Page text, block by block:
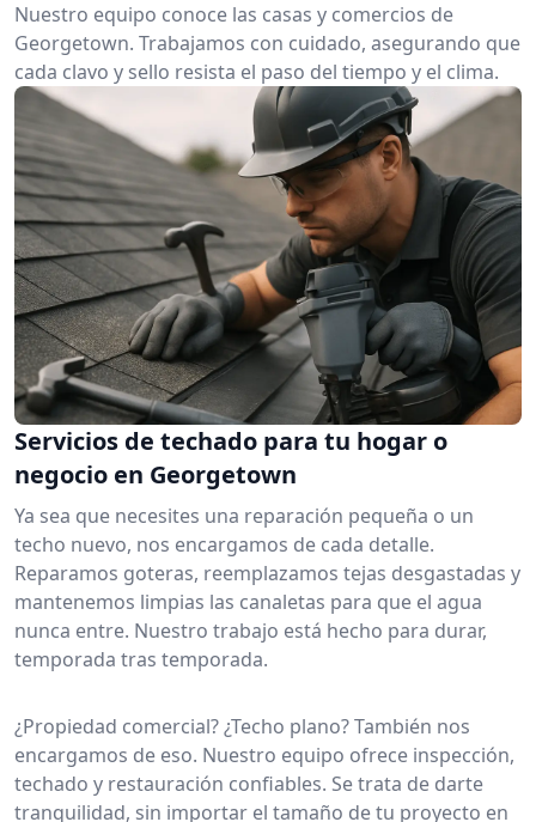
Nuestro equipo conoce las casas y comercios de
Georgetown. Trabajamos con cuidado, asegurando que
cada clavo y sello resista el paso del tiempo y el clima.
Servicios de techado para tu hogar o
negocio en Georgetown
Ya sea que necesites una reparación pequeña o un
techo nuevo, nos encargamos de cada detalle.
Reparamos goteras, reemplazamos tejas desgastadas y
mantenemos limpias las canaletas para que el agua
nunca entre. Nuestro trabajo está hecho para durar,
temporada tras temporada.
¿Propiedad comercial? ¿Techo plano? También nos
encargamos de eso. Nuestro equipo ofrece inspección,
techado y restauración confiables. Se trata de darte
tranquilidad, sin importar el tamaño de tu proyecto en